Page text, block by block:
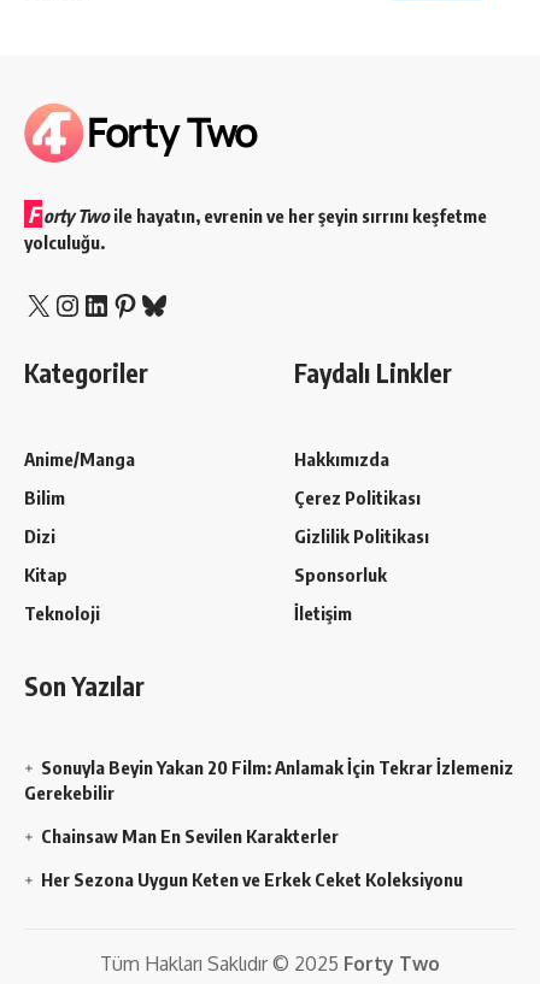
F orty Twoile hayatın, evrenin ve her şeyin sırrını keşfetme
yolculuğu.
X Instagram
LinkedIn
Pinterest
Bluesky
Kategoriler
Anime/Manga
Bilim
Dizi
Kitap
Teknoloji
Faydalı Linkler
Hakkımızda
Çerez Politikası
Gizlilik Politikası
Sponsorluk
İletişim
Son Yazılar
Sonuyla Beyin Yakan 20 Film: Anlamak İçin Tekrar İzlemeniz
Gerekebilir
Chainsaw Man En Sevilen Karakterler
Her Sezona Uygun Keten ve Erkek Ceket Koleksiyonu
Tüm Hakları Saklıdır © 2025 Forty Two